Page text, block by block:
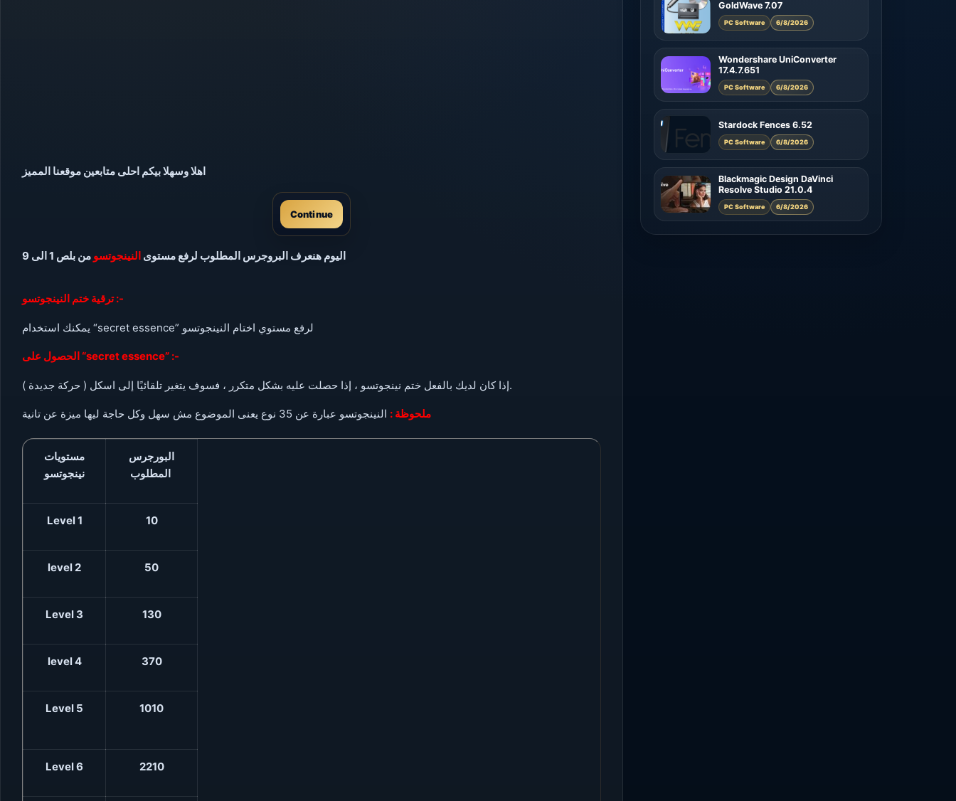
اهلا وسهلا بيكم احلى متابعين موقعنا المميز
Continue
اليوم هنعرف البروجرس المطلوب لرفع مستوى النينجوتسو من بلص 1 الى 9
ترقية ختم النينجوتسو :-
يمكنك استخدام “secret essence” لرفع مستوي اختام النينجوتسو
الحصول على “secret essence” :-
إذا كان لديك بالفعل ختم نينجوتسو ، إذا حصلت عليه بشكل متكرر ، فسوف يتغير تلقائيًا إلى اسكل ( حركة جديدة ).
ملحوظة : النينجوتسو عبارة عن 35 نوع يعنى الموضوع مش سهل وكل حاجة ليها ميزة عن تانية
مستويات
نينجوتسو
البورجرس
Level 1 10
level 2 50
Level 3 130
level 4 370
Level 5 1010
Level 6 2210
GoldWave 7.07
PC Software 6/8/2026
Wondershare UniConverter
17.4.7.651
PC Software 6/8/2026
Stardock Fences 6.52
PC Software 6/8/2026
Blackmagic Design DaVinci
Resolve Studio 21.0.4
PC Software 6/8/2026